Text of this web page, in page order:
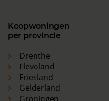
Koopwoningen
per provincie
Drenthe
Flevoland
Friesland
Gelderland
Groningen